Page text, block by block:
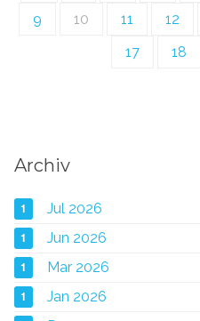
9
10 11 12
17
18
Archiv
1 Jul 2026
1 Jun 2026
1 Mar 2026
1 Jan 2026